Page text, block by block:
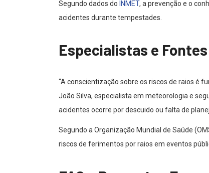
Segundo dados do INMET, a prevenção e o
acidentes durante tempestades.
Especialistas e
“A conscientização sobre os riscos de raios é
João Silva, especialista em meteorologia e
acidentes ocorre por descuido ou falta de
Segundo a Organização Mundial de Saúde
riscos de ferimentos por raios em eventos